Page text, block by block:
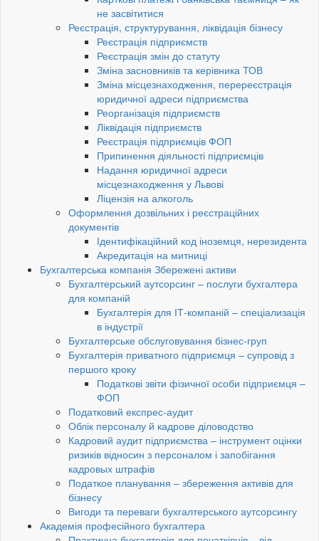
не засвітитися
Реєстрація, структурування, ліквідація бізнесу
Реєстрація підприємств
Реєстрація змін до статуту
Зміна засновників та керівника ТОВ
Зміна місцезнаходження, перереєстрація
юридичної адреси підприємства
Реорганізація підприємств
Ліквідація підприємств
Реєстрація підприємців ФОП
Припинення діяльності підприємців
Надання юридичної адреси
місцезнаходження у Львові
Ліцензія на алкоголь
Оформлення дозвільних і реєстраційних
документів
Ідентифікаційний код іноземця, нерезидента
Акредитація на митниці
Бухгалтерська компанія Збережені активи
Бухгалтерський аутсорсинг – послуги бухгалтера
для компаній
Бухгалтерія для ІТ-компаній – спеціализація
в індустрії
Бухгалтерське обслуговування бізнес-груп
Бухгалтерія приватного підприємця – супровід з
першого кроку
Податкові звіти фізичної особи підприємця –
ФОП
Податковий експрес-аудит
Облік персоналу й кадрове діловодство
Кадровий аудит підприємства – інструмент оцінки
ризиків відносин з персоналом і запобігання
кадровых штрафів
Податкое планування – збереження активів для
бізнесу
Вигоди та переваги бухгалтерського аутсорсингу
Академія професійного бухгалтера